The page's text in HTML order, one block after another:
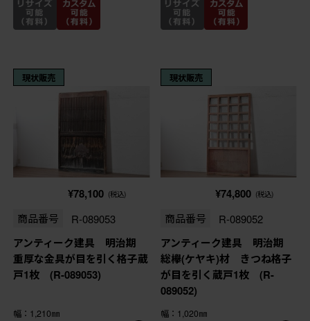
現状販売
¥78,100 (税込)
商品番号 R-089053
アンティーク建具 明治期
重厚な金具が目を引く格子蔵
戸1枚 (R-089053)
幅：1,210㎜
現状販売
¥74,800 (税込)
商品番号 R-089052
アンティーク建具 明治期
総欅(ケヤキ)材 きつね格子
が目を引く蔵戸1枚 (R-
089052)
幅：1,020㎜